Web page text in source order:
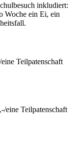
inkludiert:
Woche ein Ei, ein
Teilpatenschaft
eine Teilpatenschaft